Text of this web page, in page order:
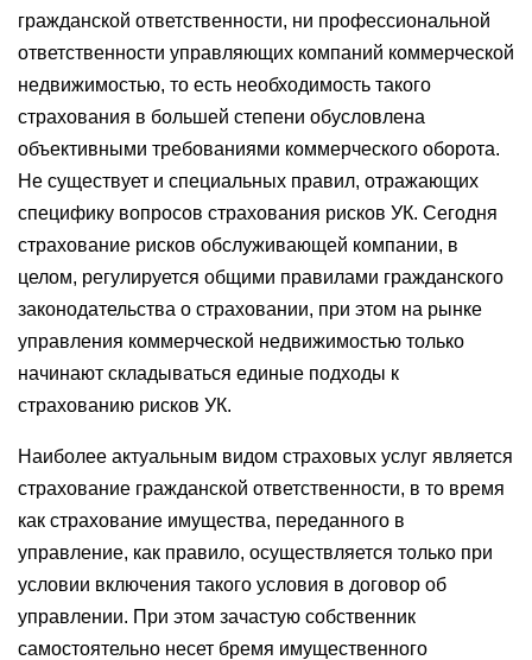
гражданской ответственности, ни профессиональной
ответственности управляющих компаний коммерческой
недвижимостью, то есть необходимость такого
страхования в большей степени обусловлена
объективными требованиями коммерческого оборота.
Не существует и специальных правил, отражающих
специфику вопросов страхования рисков УК. Сегодня
страхование рисков обслуживающей компании, в
целом, регулируется общими правилами гражданского
законодательства о страховании, при этом на рынке
управления коммерческой недвижимостью только
начинают складываться единые подходы к
страхованию рисков УК.
Наиболее актуальным видом страховых услуг является
страхование гражданской ответственности, в то время
как страхование имущества, переданного в
управление, как правило, осуществляется только при
условии включения такого условия в договор об
управлении. При этом зачастую собственник
самостоятельно несет бремя имущественного